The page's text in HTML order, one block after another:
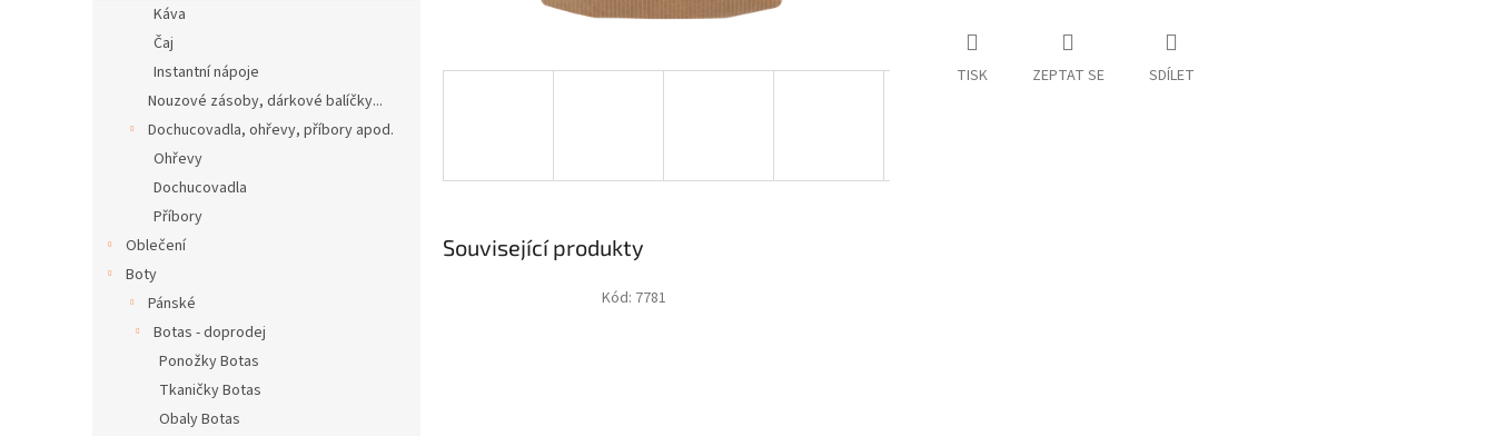
Káva
Čaj
Instantní nápoje
Nouzové zásoby, dárkové balíčky...
Dochucovadla, ohřevy, příbory apod.
Ohřevy
Dochucovadla
Příbory
Oblečení
Boty
Pánské
Botas - doprodej
Ponožky Botas
Tkaničky Botas
Obaly Botas
TISK ZEPTAT SE SDÍLET
Související produkty
Kód: 7781